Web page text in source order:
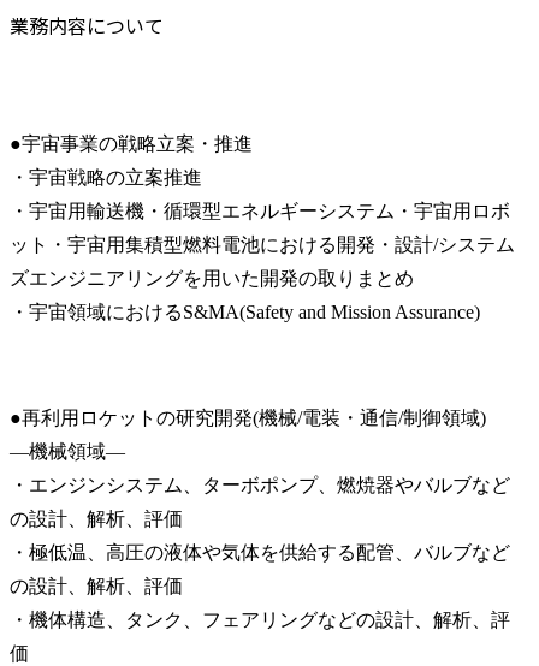
業務内容について
●宇宙事業の戦略立案・推進
・宇宙戦略の立案推進
・宇宙用輸送機・循環型エネルギーシステム・宇宙用ロボ
ット・宇宙用集積型燃料電池における開発・設計/システム
ズエンジニアリングを用いた開発の取りまとめ
・宇宙領域におけるS&MA(Safety and Mission Assurance)
●再利用ロケットの研究開発(機械/電装・通信/制御領域)
―機械領域―
・エンジンシステム、ターボポンプ、燃焼器やバルブなど
の設計、解析、評価
・極低温、高圧の液体や気体を供給する配管、バルブなど
の設計、解析、評価
・機体構造、タンク、フェアリングなどの設計、解析、評
価